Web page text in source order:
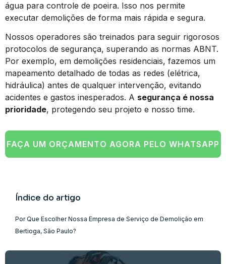
água para controle de poeira. Isso nos permite
executar demolições de forma mais rápida e segura.
Nossos operadores são treinados para seguir rigorosos
protocolos de segurança, superando as normas ABNT.
Por exemplo, em demolições residenciais, fazemos um
mapeamento detalhado de todas as redes (elétrica,
hidráulica) antes de qualquer intervenção, evitando
acidentes e gastos inesperados. A segurança é nossa
prioridade, protegendo seu projeto e nosso time.
FAÇA UM ORÇAMENTO AGORA PELO WHATSAPP
Índice do artigo
Por Que Escolher Nossa Empresa de Serviço de Demolição em
Bertioga, São Paulo?